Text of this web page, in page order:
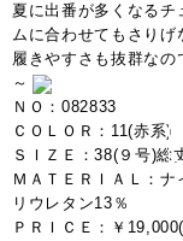
夏に出番が多くなるチ
ムに合わせてもさりげ
履きやすさも抜群な
～
ＮＯ：082833
ＣＯＬＯＲ：11(赤系
ＳＩＺＥ：38(９号)
ＭＡＴＥＲＩＡＬ：
リウレタン13％
ＰＲＩＣＥ：￥